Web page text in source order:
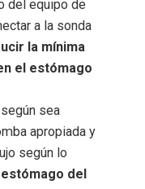
del equipo de
a la sonda
la mínima
el estómago
sea
apropiada y
según lo
del